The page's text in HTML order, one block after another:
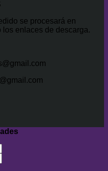
se procesará en
enlaces de descarga.